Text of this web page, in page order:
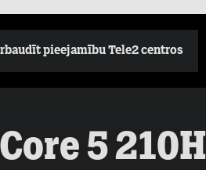
pieejamību Tele2 centros
5 210H